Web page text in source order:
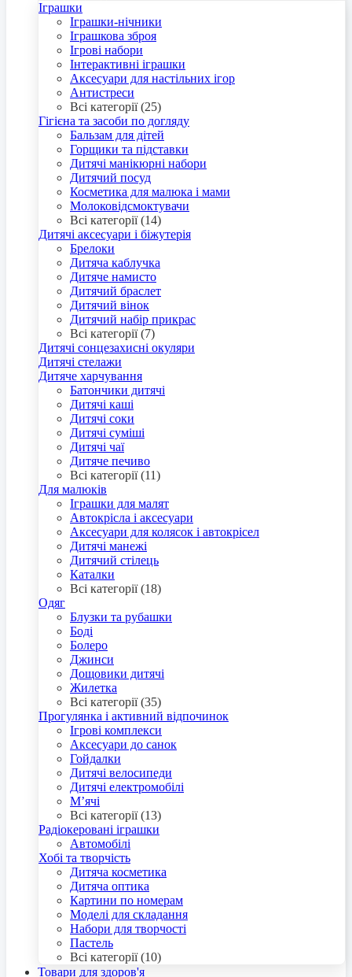
Іграшки
Іграшки-нічники
Іграшкова зброя
Ігрові набори
Інтерактивні іграшки
Аксесуари для настільних ігор
Антистреси
Всі категорії (25)
Гігієна та засоби по догляду
Бальзам для дітей
Горщики та підставки
Дитячі манікюрні набори
Дитячий посуд
Косметика для малюка і мами
Молоковідсмоктувачи
Всі категорії (14)
Дитячі аксесуари і біжутерія
Брелоки
Дитяча каблучка
Дитяче намисто
Дитячий браслет
Дитячий вінок
Дитячий набір прикрас
Всі категорії (7)
Дитячі сонцезахисні окуляри
Дитячі стелажи
Дитяче харчування
Батончики дитячі
Дитячі каші
Дитячі соки
Дитячі суміші
Дитячі чаї
Дитяче печиво
Всі категорії (11)
Для малюків
Іграшки для малят
Автокрісла і аксесуари
Аксесуари для колясок і автокрісел
Дитячі манежі
Дитячий стілець
Каталки
Всі категорії (18)
Одяг
Блузки та рубашки
Боді
Болеро
Джинси
Дощовики дитячі
Жилетка
Всі категорії (35)
Прогулянка і активний відпочинок
Ігрові комплекси
Аксесуари до санок
Гойдалки
Дитячі велосипеди
Дитячі електромобілі
М’ячі
Всі категорії (13)
Радіокеровані іграшки
Автомобілі
Хобі та творчість
Дитяча косметика
Дитяча оптика
Картини по номерам
Моделі для складання
Набори для творчості
Пастель
Всі категорії (10)
Товари для здоров'я